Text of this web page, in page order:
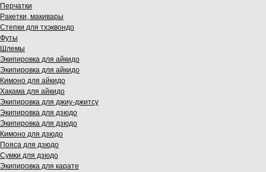
Перчатки
Ракетки, макивары
Степки для тхэквондо
Футы
Шлемы
Экипировка для айкидо
Экипировка для айкидо
Кимоно для айкидо
Хакама для айкидо
Экипировка для джиу-джитсу
Экипировка для дзюдо
Экипировка для дзюдо
Кимоно для дзюдо
Пояса для дзюдо
Сумки для дзюдо
Экипировка для карате